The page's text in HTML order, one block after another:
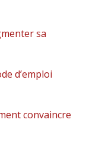
sa
d’emploi
convaincre